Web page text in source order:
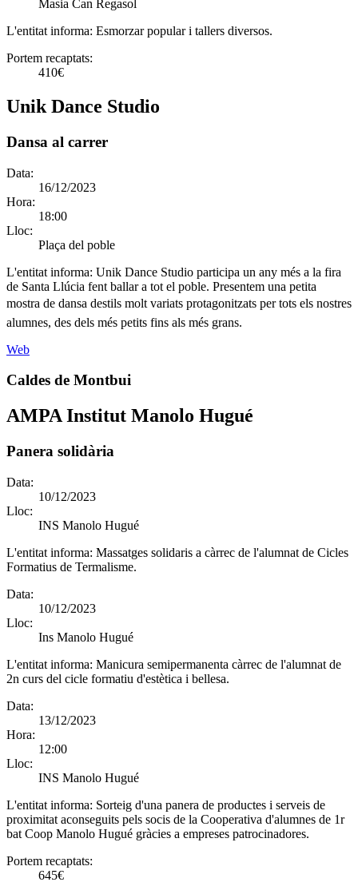
Masia Can Regasol
L'entitat informa: Esmorzar popular i tallers diversos.
Portem recaptats:
410€
Unik Dance Studio
Dansa al carrer
Data:
16/12/2023
Hora:
18:00
Lloc:
Plaça del poble
L'entitat informa: Unik Dance Studio participa un any més a la fira
de Santa Llúcia fent ballar a tot el poble. Presentem una petita
mostra de dansa destils molt variats protagonitzats per tots els nostres
alumnes, des dels més petits fins als més grans.
Web
Caldes de Montbui
AMPA Institut Manolo Hugué
Panera solidària
Data:
10/12/2023
Lloc:
INS Manolo Hugué
L'entitat informa: Massatges solidaris a càrrec de l'alumnat de Cicles
Formatius de Termalisme.
Data:
10/12/2023
Lloc:
Ins Manolo Hugué
L'entitat informa: Manicura semipermanenta càrrec de l'alumnat de
2n curs del cicle formatiu d'estètica i bellesa.
Data:
13/12/2023
Hora:
12:00
Lloc:
INS Manolo Hugué
L'entitat informa: Sorteig d'una panera de productes i serveis de
proximitat aconseguits pels socis de la Cooperativa d'alumnes de 1r
bat Coop Manolo Hugué gràcies a empreses patrocinadores.
Portem recaptats:
645€